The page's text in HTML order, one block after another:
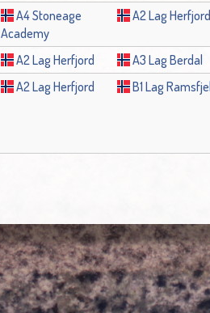
A4 Stoneage
Academy
A2 Lag Herfjord
A2 Lag Herfjord A3 Lag Berdal
A2 Lag Herfjord B1 Lag Ramsfjell